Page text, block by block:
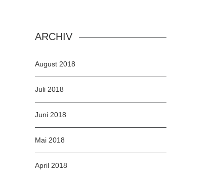
ARCHIV
August 2018
Juli 2018
Juni 2018
Mai 2018
April 2018